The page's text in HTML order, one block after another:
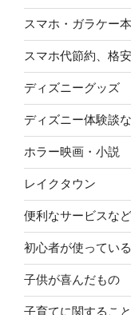
スマホ・ガラケー
スマホ代節約、格
ディズニーグッズ
ディズニー体験談
ホラー映画・小説
レイクタウン
便利なサービスなど
初心者が使ってい
子供が喜んだもの
子育てに関すること